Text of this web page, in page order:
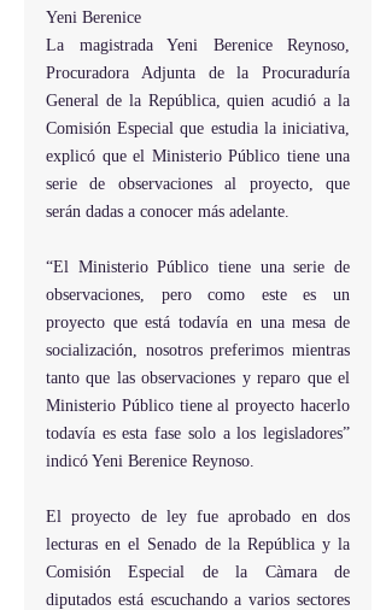
Yeni Berenice
La magistrada Yeni Berenice Reynoso,
Procuradora Adjunta de la Procuraduría
General de la República, quien acudió a la
Comisión Especial que estudia la iniciativa,
explicó que el Ministerio Público tiene una
serie de observaciones al proyecto, que
serán dadas a conocer más adelante.
“El Ministerio Público tiene una serie de
observaciones, pero como este es un
proyecto que está todavía en una mesa de
socialización, nosotros preferimos mientras
tanto que las observaciones y reparo que el
Ministerio Público tiene al proyecto hacerlo
todavía es esta fase solo a los legisladores”
indicó Yeni Berenice Reynoso.
El proyecto de ley fue aprobado en dos
lecturas en el Senado de la República y la
Comisión Especial de la Càmara de
diputados está escuchando a varios sectores